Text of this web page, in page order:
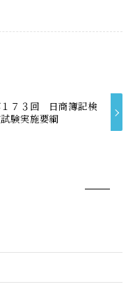
７３回 日商簿記検
験実施要綱